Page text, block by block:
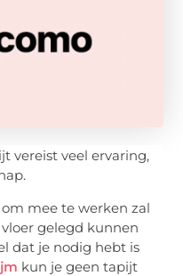
vereist veel ervaring,
mee te werken zal
gelegd kunnen
dat je nodig hebt is
kun je geen tapijt